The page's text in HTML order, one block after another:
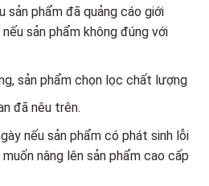
sản phẩm đã quảng cáo giới
sản phẩm không đúng với
sản phẩm chọn lọc chất lượng
đã nêu trên.
nếu sản phẩm có phát sinh lỗi
nâng lên sản phẩm cao cấp